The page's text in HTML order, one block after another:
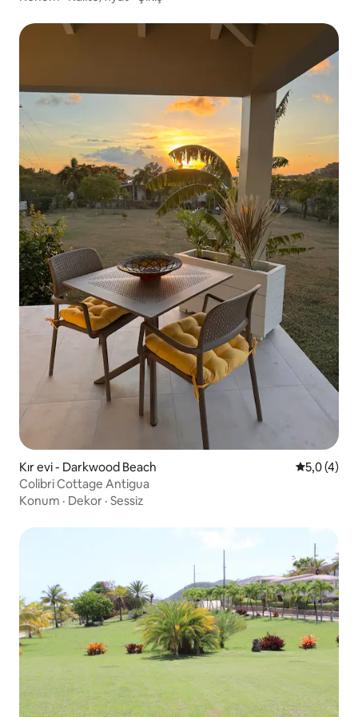
Kır evi - Darkwood Beach 55,0 (4)
Colibri Cottage Antigua
Konum · Dekor · Sessiz